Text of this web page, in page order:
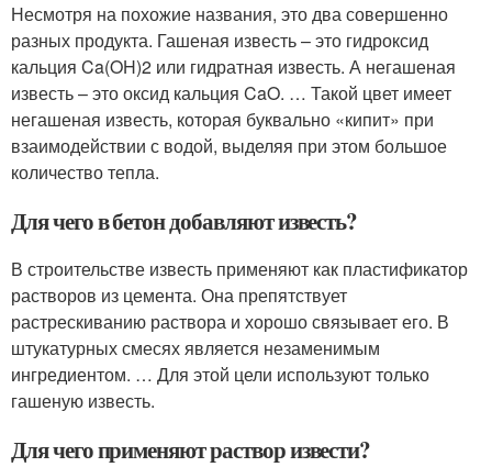
Несмотря на похожие названия, это два совершенно
разных продукта. Гашеная известь – это гидроксид
кальция Ca(OH)2 или гидратная известь. А негашеная
известь – это оксид кальция CaO. … Такой цвет имеет
негашеная известь, которая буквально «кипит» при
взаимодействии с водой, выделяя при этом большое
количество тепла.
Для чего в бетон добавляют известь?
В строительстве известь применяют как пластификатор
растворов из цемента. Она препятствует
растрескиванию раствора и хорошо связывает его. В
штукатурных смесях является незаменимым
ингредиентом. … Для этой цели используют только
гашеную известь.
Для чего применяют раствор извести?